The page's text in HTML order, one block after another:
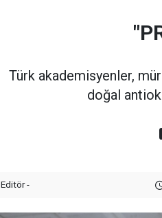
Türk akademisyenler,
doğal
Editör -